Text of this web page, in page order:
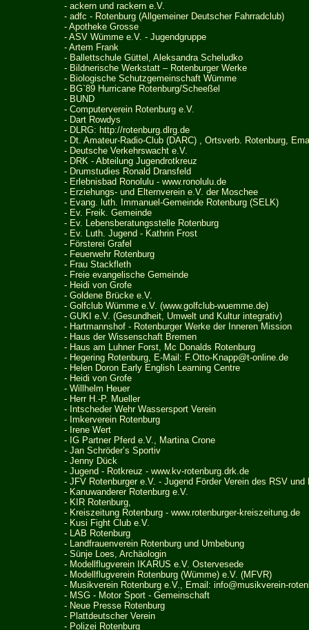
- ackern und rackern e.V.
- adfc - Rotenburg (Allgemeiner Deutscher Fahrradclub)
- Apotheke Grosse
- ASV Wümme e.V. - Jugendgruppe
- Artem Frank
- Ballettschule Güttel, Aleksandra Scheludko
- Bildnerische Werkstatt – Rotenburger Werke
- Biologische Schutzgemeinschaft Wümme
- BG`89 Hurricane Rotenburg/Scheeßel
- BUND
- Computerverein Rotenburg e.V.
- Dart Rowdys
- DLRG: http://rotenburg.dlrg.de
- Dt. Amateur-Radio-Club (DARC) , Ortsverb. Rotenburg,
- Deutsche Verkehrswacht e.V.
- DRK - Abteilung Jugendrotkreuz
- Drumstudies Ronald Dransfeld
- Erlebnisbad Ronolulu - www.ronolulu.de
- Erziehungs- und Elternverein e.V. der Moschee
- Evang. luth. Immanuel-Gemeinde Rotenburg (SELK)
- Ev. Freik. Gemeinde
- Ev. Lebensberatungsstelle Rotenburg
- Ev. Luth. Jugend - Kathrin Frost
- Försterei Grafel
- Feuerwehr Rotenburg
- Frau Stackfleth
- Freie evangelische Gemeinde
- Heidi von Grofe
- Goldene Brücke e.V.
- Golfclub Wümme e.V. (www.golfclub-wuemme.de)
- GUKI e.V. (Gesundheit, Umwelt und Kultur integrativ)
- Hartmannshof - Rotenburger Werke der Inneren Mission
- Haus der Wissenschaft Bremen
- Haus am Luhner Forst, Mc Donalds Rotenburg
- Hegering Rotenburg, E-Mail: F.Otto-Knapp@t-online.de
- Helen Doron Early English Learning Centre
- Heidi von Grofe
- Willhelm Heuer
- Herr H.-P. Mueller
- Intscheder Wehr Wassersport Verein
- Imkerverein Rotenburg
- Irene Wert
- IG Partner Pferd e.V., Martina Crone
- Jan Schröder’s Sportiv
- Jenny Dück
- Jugend - Rotkreuz - www.kv-rotenburg.drk.de
- JFV Rotenburger e.V. - Jugend Förder Verein des RSV und
- Kanuwanderer Rotenburg e.V.
- KIR Rotenburg,
- Kreiszeitung Rotenburg - www.rotenburger-kreiszeitung.de
- Kusi Fight Club e.V.
- LAB Rotenburg
- Landfrauenverein Rotenburg und Umbebung
- Sünje Loes, Archäologin
- Modellflugverein IKARUS e.V. Ostervesede
- Modellflugverein Rotenburg (Wümme) e.V. (MFVR)
- Musikverein Rotenburg e.V., Email: info@musikverein-
- MSG - Motor Sport - Gemeinschaft
- Neue Presse Rotenburg
- Plattdeutscher Verein
- Polizei Rotenburg